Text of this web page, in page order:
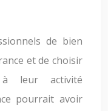
de bien
et de choisir
à leur activité
pourrait avoir